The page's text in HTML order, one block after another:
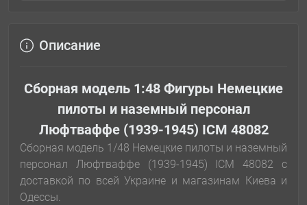
Описание
Сборная модель 1:48 Фигуры Немецкие
пилоты и наземный персонал
Люфтваффе (1939-1945) ICM 48082
Сборная модель 1/48 Немецкие пилоты и наземный
персонал Люфтваффе (1939-1945) ICM 48082 с
доставкой по всей Украине и магазинам Киева и
Одессы.